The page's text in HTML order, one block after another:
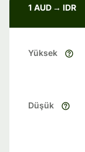
1 AUD → IDR
Yüksek
Düşük